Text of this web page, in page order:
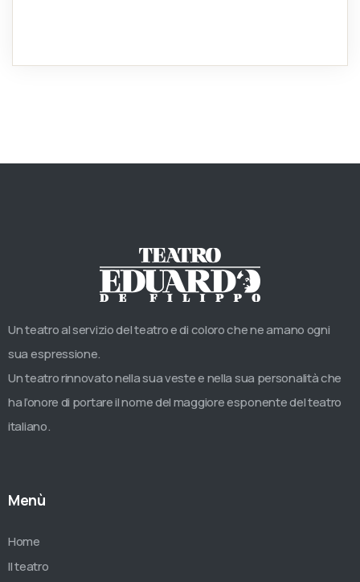
Un teatro al servizio del teatro e di coloro che ne amano ogni
sua espressione.
Un teatro rinnovato nella sua veste e nella sua personalità che
ha l’onore di portare il nome del maggiore esponente del teatro
italiano.
Menù
Home
Il teatro